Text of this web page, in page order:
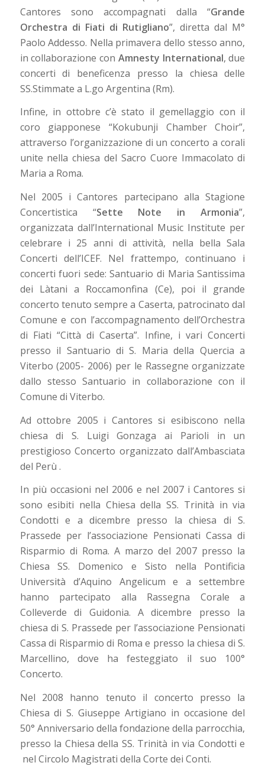
Cantores sono accompagnati dalla “Grande
Orchestra di Fiati di Rutigliano”, diretta dal M°
Paolo Addesso. Nella primavera dello stesso anno,
in collaborazione con Amnesty International, due
concerti di beneficenza presso la chiesa delle
SS.Stimmate a L.go Argentina (Rm).
Infine, in ottobre c’è stato il gemellaggio con il
coro giapponese “Kokubunji Chamber Choir”,
attraverso l’organizzazione di un concerto a corali
unite nella chiesa del Sacro Cuore Immacolato di
Maria a Roma.
Nel 2005 i Cantores partecipano alla Stagione
Concertistica “Sette Note in Armonia”,
organizzata dall’International Music Institute per
celebrare i 25 anni di attività, nella bella Sala
Concerti dell’ICEF. Nel frattempo, continuano i
concerti fuori sede: Santuario di Maria Santissima
dei Làtani a Roccamonfina (Ce), poi il grande
concerto tenuto sempre a Caserta, patrocinato dal
Comune e con l’accompagnamento dell’Orchestra
di Fiati “Città di Caserta”. Infine, i vari Concerti
presso il Santuario di S. Maria della Quercia a
Viterbo (2005- 2006) per le Rassegne organizzate
dallo stesso Santuario in collaborazione con il
Comune di Viterbo.
Ad ottobre 2005 i Cantores si esibiscono nella
chiesa di S. Luigi Gonzaga ai Parioli in un
prestigioso Concerto organizzato dall’Ambasciata
del Perù .
In più occasioni nel 2006 e nel 2007 i Cantores si
sono esibiti nella Chiesa della SS. Trinità in via
Condotti e a dicembre presso la chiesa di S.
Prassede per l’associazione Pensionati Cassa di
Risparmio di Roma. A marzo del 2007 presso la
Chiesa SS. Domenico e Sisto nella Pontificia
Università d’Aquino Angelicum e a settembre
hanno partecipato alla Rassegna Corale a
Colleverde di Guidonia. A dicembre presso la
chiesa di S. Prassede per l’associazione Pensionati
Cassa di Risparmio di Roma e presso la chiesa di S.
Marcellino, dove ha festeggiato il suo 100°
Concerto.
Nel 2008 hanno tenuto il concerto presso la
Chiesa di S. Giuseppe Artigiano in occasione del
50° Anniversario della fondazione della parrocchia,
presso la Chiesa della SS. Trinità in via Condotti e
nel Circolo Magistrati della Corte dei Conti.